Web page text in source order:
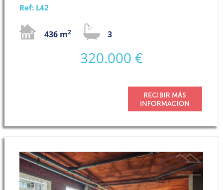
Ref: L42
436 m2 3
320.000 €
Previous Next